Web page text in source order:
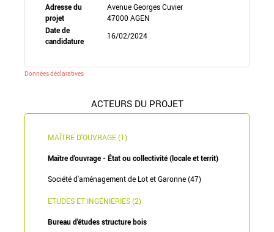
Adresse du
projet
Avenue Georges Cuvier
47000 AGEN
Date de
candidature
16/02/2024
Données déclaratives
ACTEURS DU PROJET
MAÎTRE D'OUVRAGE (1)
Maître d'ouvrage - État ou collectivité (locale et territ)
Société d'aménagement de Lot et Garonne (47)
ETUDES ET INGÉNIERIES (2)
Bureau d'études structure bois